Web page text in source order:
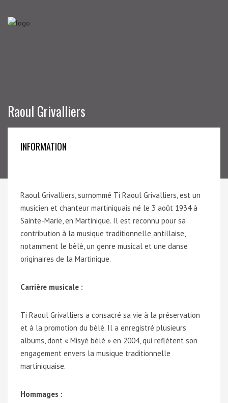
Raoul Grivalliers
INFORMATION
Raoul Grivalliers, surnommé Ti Raoul Grivalliers, est un
musicien et chanteur martiniquais né le 3 août 1934 à
Sainte-Marie, en Martinique. Il est reconnu pour sa
contribution à la musique traditionnelle antillaise,
notamment le bèlè, un genre musical et une danse
originaires de la Martinique.
Carrière musicale :
Ti Raoul Grivalliers a consacré sa vie à la préservation
et à la promotion du bèlè. Il a enregistré plusieurs
albums, dont « Misyé bèlè » en 2004, qui reflètent son
engagement envers la musique traditionnelle
martiniquaise.
Hommages :